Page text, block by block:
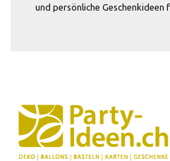
und persönliche Geschenkideen